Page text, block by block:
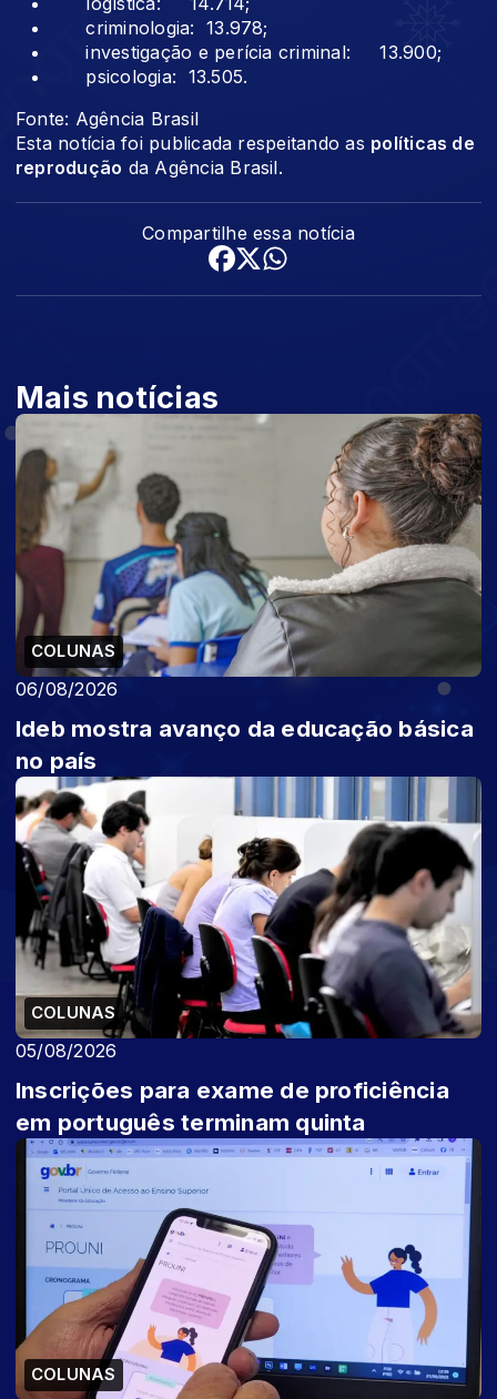
criminologia: 13.978;
investigação e perícia criminal: 13.900;
psicologia: 13.505.
Fonte: Agência Brasil
Esta notícia foi publicada respeitando as políticas de
reprodução da Agência Brasil.
Compartilhe essa notícia
Mais notícias
COLUNAS
06/08/2026
Ideb mostra avanço da educação básica
no país
COLUNAS
05/08/2026
Inscrições para exame de proficiência
em português terminam quinta
COLUNAS